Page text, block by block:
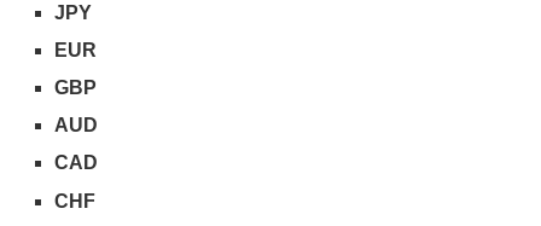
JPY
EUR
GBP
AUD
CAD
CHF